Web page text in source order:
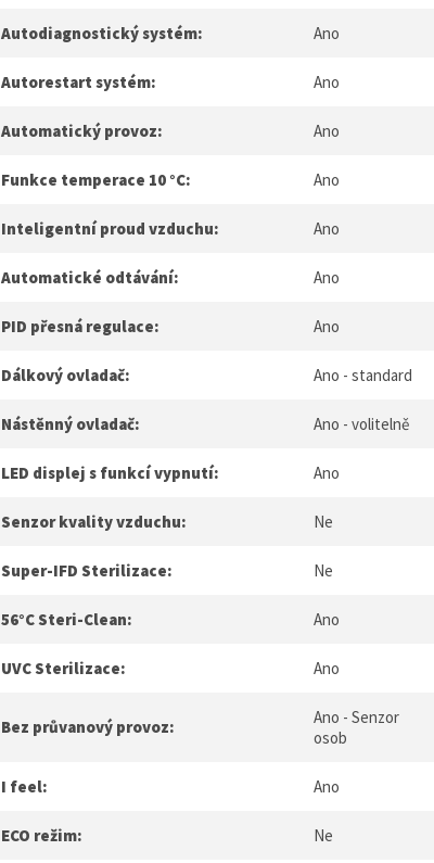
Autodiagnostický systém: Ano
Autorestart systém: Ano
Automatický provoz: Ano
Funkce temperace 10 °C: Ano
Inteligentní proud vzduchu: Ano
Automatické odtávání: Ano
PID přesná regulace: Ano
Dálkový ovladač: Ano - standard
Nástěnný ovladač: Ano - volitelně
LED displej s funkcí vypnutí: Ano
Senzor kvality vzduchu: Ne
Super-IFD Sterilizace: Ne
56°C Steri-Clean: Ano
UVC Sterilizace: Ano
Bez průvanový provoz:
Ano - Senzor
osob
I feel: Ano
ECO režim: Ne